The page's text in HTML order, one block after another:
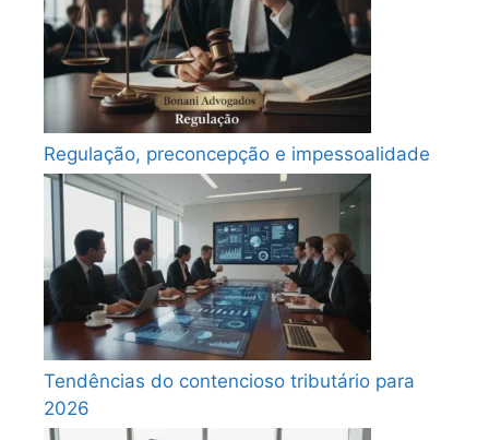
Regulação, preconcepção e impessoalidade
Tendências do contencioso tributário para
2026